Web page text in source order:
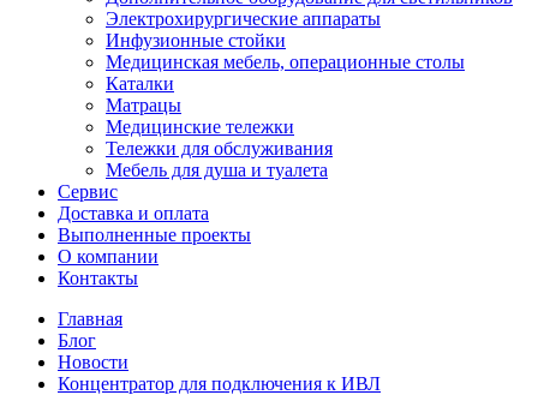
Электрохирургические аппараты
Инфузионные стойки
Медицинская мебель, операционные столы
Каталки
Матрацы
Медицинские тележки
Тележки для обслуживания
Мебель для душа и туалета
Сервис
Доставка и оплата
Выполненные проекты
О компании
Контакты
Главная
Блог
Новости
Концентратор для подключения к ИВЛ